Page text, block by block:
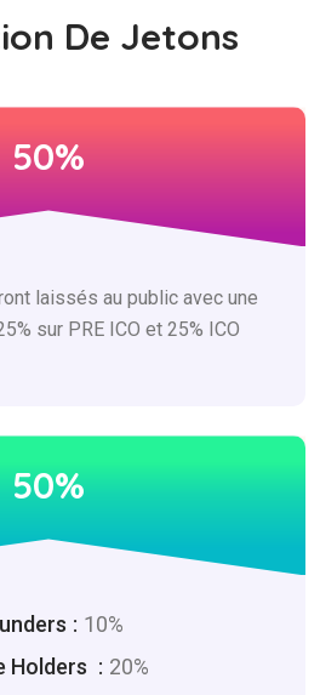
De Jetons
50%
laissés au public avec une
sur PRE ICO et 25% ICO
50%
10%
Holders
20%